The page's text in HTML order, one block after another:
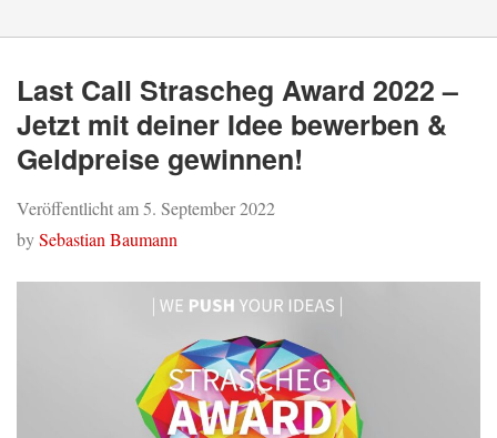
Last Call Strascheg Award 2022 –
Jetzt mit deiner Idee bewerben &
Geldpreise gewinnen!
Veröffentlicht am5. September 2022
bySebastian Baumann